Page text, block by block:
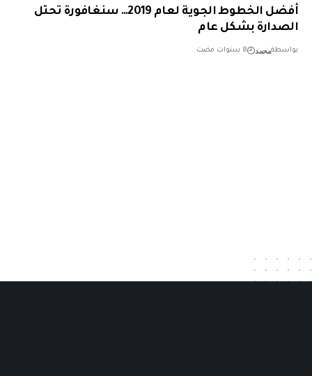
أفضل الخطوط الجوية لعام 2019… سنغافورة تحتل
بشكل عام
محمد 8 سنوات مضت